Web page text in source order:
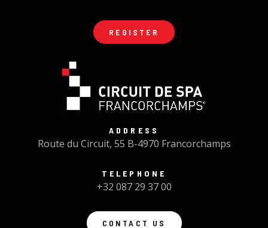
REGISTER
ADDRESS
Route du Circuit, 55 B-4970 Francorchamps
TELEPHONE
+32 087 29 37 00
CONTACT US